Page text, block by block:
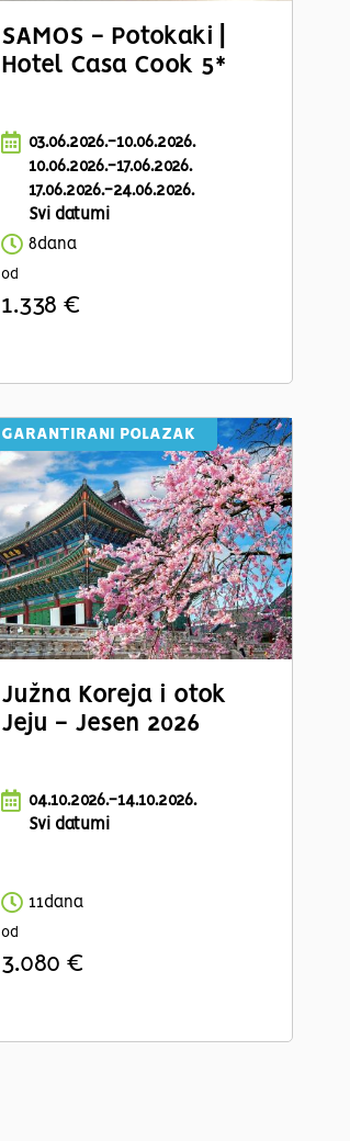
SAMOS - Potokaki |
Hotel Casa Cook 5*
03.06.2026.-10.06.2026.
10.06.2026.-17.06.2026.
17.06.2026.-24.06.2026.
Svi datumi
8dana
od
1.338 €
GARANTIRANI POLAZAK
Južna Koreja i otok
Jeju - Jesen 2026
04.10.2026.-14.10.2026.
Svi datumi
11dana
od
3.080 €